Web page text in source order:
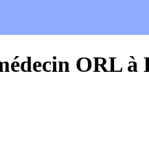
ORL à